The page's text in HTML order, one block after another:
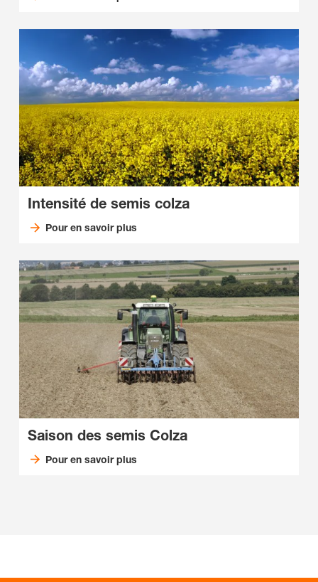
Intensité de semis colza
Pour en savoir plus
Saison des semis Colza
Pour en savoir plus